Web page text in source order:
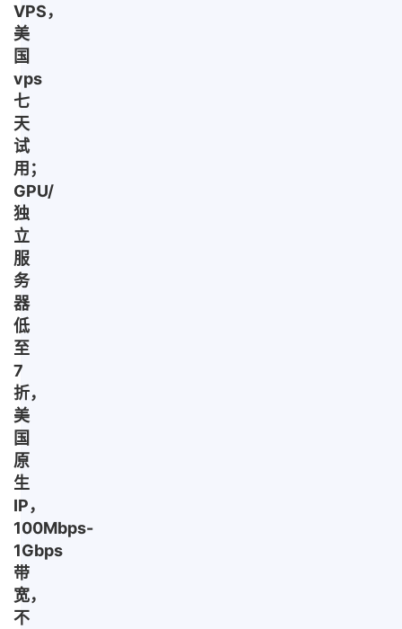
VPS，
美
国
vps
七
天
试
用；
GPU/
独
立
服
务
器
低
至
7
折，
美
国
原
生
IP，
100Mbps-
1Gbps
带
宽，
不